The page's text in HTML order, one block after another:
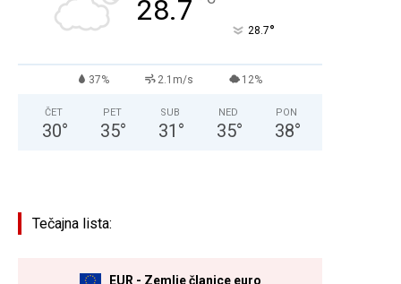
28.7
28.7°
37% 2.1m/s 12%
ČET
30°
PET
35°
SUB
31 °
NED
35°
PON
38°
Tečajna lista:
EUR - Zemlje članice euro